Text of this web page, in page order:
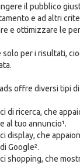
il pubblico
e ad altri
e ottimizzare le
solo per i risultati,
offre diversi tipi
di ricerca, che
al tuo annuncio¹.
display, che
Google².
shopping, che